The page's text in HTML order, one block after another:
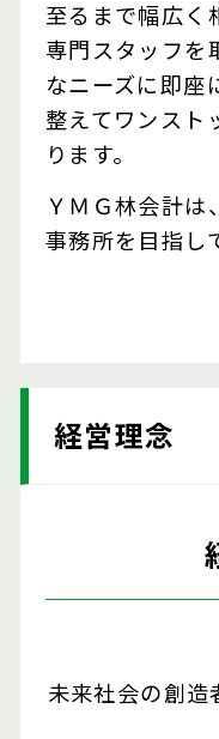
至るまで幅広く
専門スタッフを
なニーズに即座
整えてワンスト
ります。
ＹＭＧ林会計は
事務所を目指し
経営理念
未来社会の創造